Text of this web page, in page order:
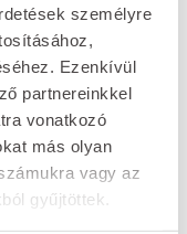
személyre
Ezenkívül
partnereinkkel
vonatkozó
más olyan
vagy az
gyűjtöttek.